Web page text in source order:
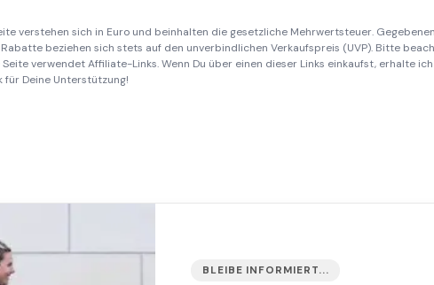
verstehen sich in Euro und beinhalten die gesetzliche Mehrwertsteuer.
beziehen sich stets auf den unverbindlichen Verkaufspreis (UVP). Bitte
verwendet Affiliate-Links. Wenn Du über einen dieser Links einkaufst, erhalte
für Deine Unterstützung!
BLEIBE INFORMIERT...